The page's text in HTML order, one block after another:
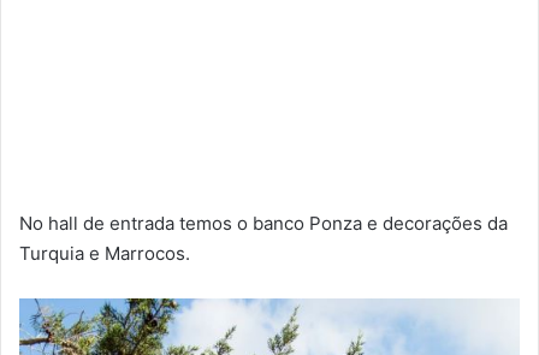
No hall de entrada temos o banco Ponza e decorações da
Turquia e Marrocos.